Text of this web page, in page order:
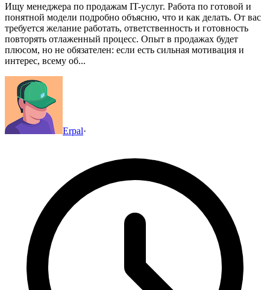
Ищу менеджера по продажам IT-услуг. Работа по готовой и
понятной модели подробно объясню, что и как делать. От вас
требуется желание работать, ответственность и готовность
повторять отлаженный процесс. Опыт в продажах будет
плюсом, но не обязателен: если есть сильная мотивация и
интерес, всему об...
Erpal·